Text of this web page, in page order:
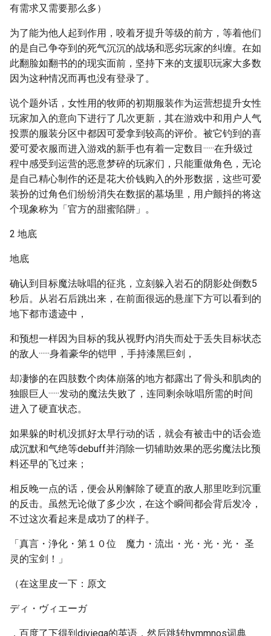
有需求又需要那么多）
为了能为他人起到作用，咬着牙提升等级的前方，等着他们
的是自己争夺到的死气沉沉的战场和恶劣玩家的纠缠。在如
此翻脸如翻书的的现实面前，坚持下来的支援职玩家大多数
因为这种情况而再也没有登录了。
说个题外话，女性用的牧师的初期服装作为运营想提升女性
玩家加入的意向下进行了几次更新，其在游戏中和用户人气
投票的服装分区中都因可爱拿到较高的评价。被它钓到的喜
爱可爱衣服而进入游戏的新手也有着一定数目······在升级过
程中感受到运营的恶意梦碎的玩家们，只能重做角色，无论
是自己精心制作的还是花大价钱购入的外形数据，这些可爱
装扮的过角色们纷纷消失在数据的墓场里，用户颤抖的将这
个现象称为「官方的甜蜜陷阱」。
2 地底
地底
确认到目标魔法咏唱的征兆，立刻躲入岩石的阴影处倒数5
秒后。从岩石后跳出来，在前面很远的悬崖下方可以看到的
地下都市遗迹中，
和预想一样因为目标的我从视野内消失而处于丢失目标状态
的敌人······身着豪华的铠甲，手持漆黑巨剑，
却凄惨的在四肢数个肉体崩落的地方都露出了骨头和肌肉的
独眼巨人······发动的魔法失败了，连同剩余咏唱所需的时间
进入了硬直状态。
如果躲的时机没抓好太早行动的话，就会有被击中的话会造
成沉默和气绝等debuff并消除一切辅助效果的恶劣魔法比预
料还早的飞过来；
相反晚一点的话，便会从刚解除了硬直的敌人那里吃到沉重
的反击。虽然无论做了多少次，在这个瞬间都会背后发冷，
不过这次看起来是成功了的样子。
「真言・浄化・第１０位 魔力・流出・光・光・光・ 圣
灵的宝剑！」
（在这里皮一下：原文
ディ・ヴィエーガ
，百度了下得到diviega的英语，然后跳转hymmnos词典